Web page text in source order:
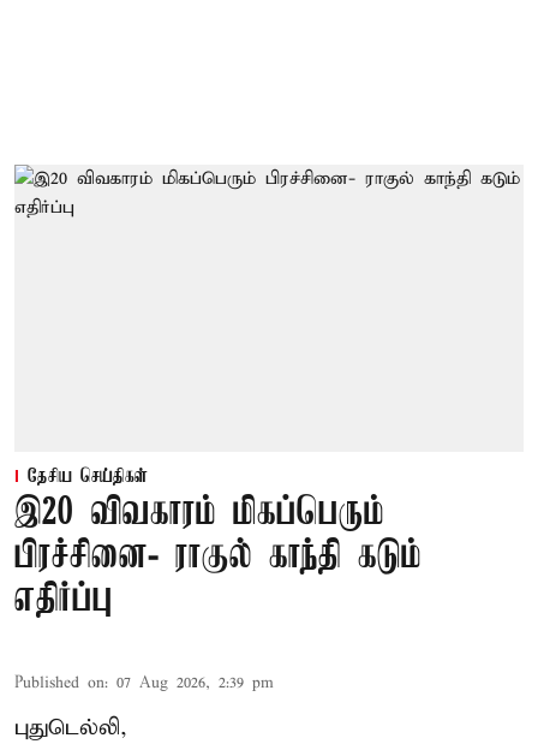
தேசிய செய்திகள்
இ20 விவகாரம் மிகப்பெரும்
பிரச்சினை- ராகுல் காந்தி கடும்
எதிர்ப்பு
Published on: 07 Aug 2026, 2:39 pm
புதுடெல்லி,